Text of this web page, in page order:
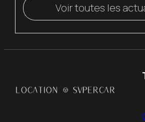
Voir toutes les